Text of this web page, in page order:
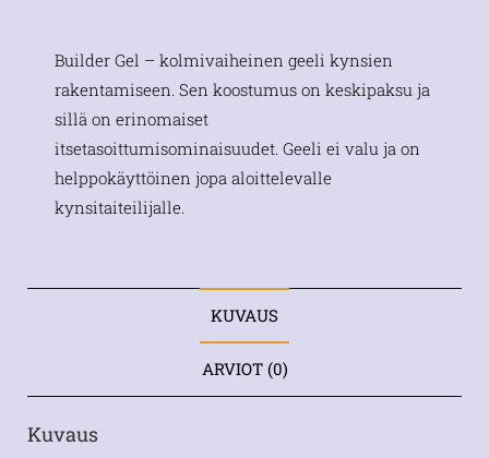
Builder Gel – kolmivaiheinen geeli kynsien
rakentamiseen. Sen koostumus on keskipaksu ja
sillä on erinomaiset
itsetasoittumisominaisuudet. Geeli ei valu ja on
helppokäyttöinen jopa aloittelevalle
kynsitaiteilijalle.
KUVAUS
ARVIOT (0)
Kuvaus